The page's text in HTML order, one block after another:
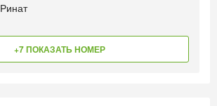
Ринат
+7 ПОКАЗАТЬ НОМЕР